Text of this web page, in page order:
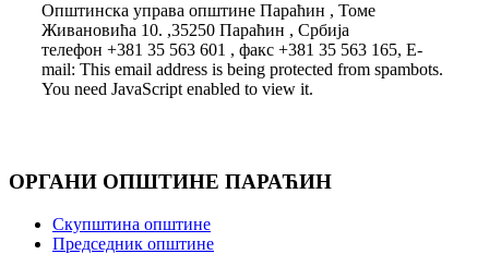
Општинска управа општине Параћин , Томе
Живановића 10. ,35250 Параћин , Србија
телефон +381 35 563 601 , факс +381 35 563 165, E-
mail: This email address is being protected from spambots.
You need JavaScript enabled to view it.
ОРГАНИ ОПШТИНЕ ПАРАЋИН
Скупштина општине
Председник општине